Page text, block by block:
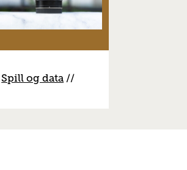
Spill og data //